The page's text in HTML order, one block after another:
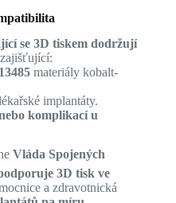
se 3D tiskem dodržují
materiály kobalt-
implantáty.
komplikací u
Vláda Spojených
3D tisk ve
a zdravotnická